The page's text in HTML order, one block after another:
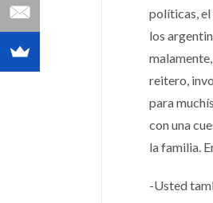
políticas,
los
reitero,
para
con una
la familia.
-Usted